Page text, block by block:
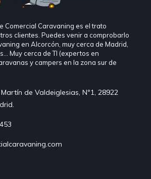
Comercial Caravaning es el trato
clientes. Puedes venir a comprobarlo
en Alcorcón, muy cerca de Madrid,
Muy cerca de TI (expertos en
y campers en la zona sur de
de Valdeiglesias, Nº1, 28922